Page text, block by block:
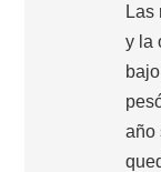
Las
y la
año